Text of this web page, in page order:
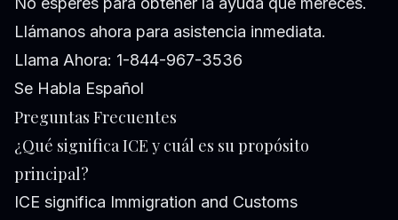
Llámanos ahora para asistencia inmediata.
Llama Ahora: 1-844-967-3536
Se Habla Español
Preguntas Frecuentes
¿Qué significa ICE y cuál es su propósito
principal?
ICE significa Immigration and Customs